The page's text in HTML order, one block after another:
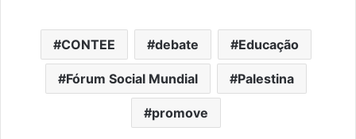
CONTEE debate Educação
Fórum Social Mundial Palestina
promove